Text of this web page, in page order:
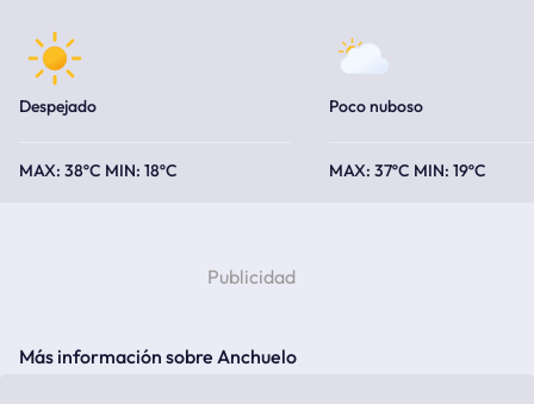
Despejado
38ºC 18ºC
Poco nuboso
37ºC 19ºC
Más información sobre Anchuelo